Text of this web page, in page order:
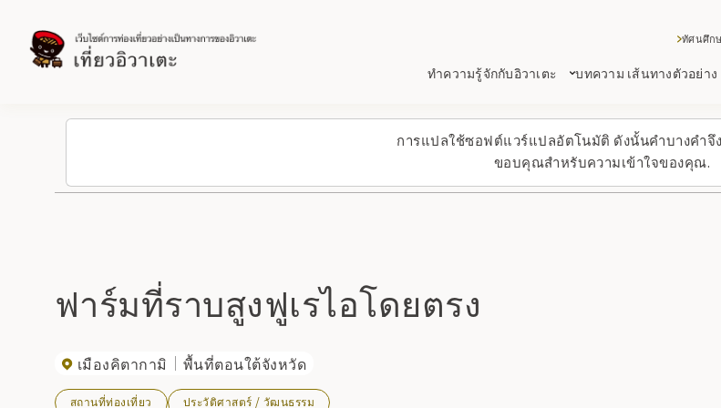
การแปลใช้ซอฟต์แวร์แปลอัตโนมัติ ดังนั้นคำบางคำจึ
ขอบคุณสำหรับความเข้าใจของคุณ.
ทำความรู้จักกับอิวาเตะ บทความ เส้นทางตัวอย่าง
ทัศนศึก
ฟาร์มที่ราบสูงฟูเรไอโดยตรง
เมืองคิตากามิ พื้นที่ตอนใต้จังหวัด
สถานที่ท่องเที่ยว ประวัติศาสตร์ / วัฒนธรรม